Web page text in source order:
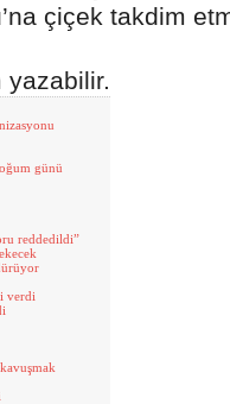
çiçek takdim
yazabilir.
günü
reddedildi”
verdi